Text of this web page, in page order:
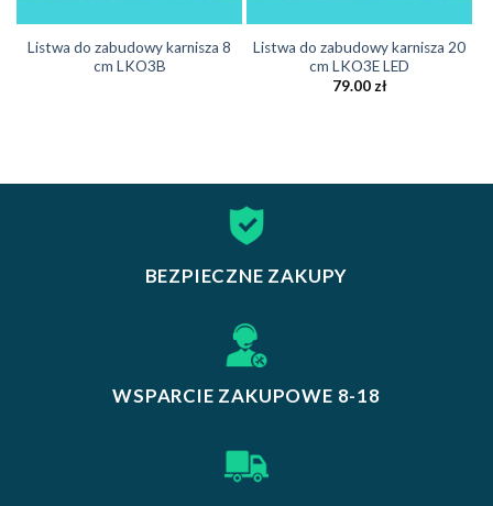
Listwa do zabudowy karnisza 8
cm LKO3B
Listwa do zabudowy karnisza 20
cm LKO3E LED
79.00 zł
BEZPIECZNE ZAKUPY
WSPARCIE ZAKUPOWE 8-18